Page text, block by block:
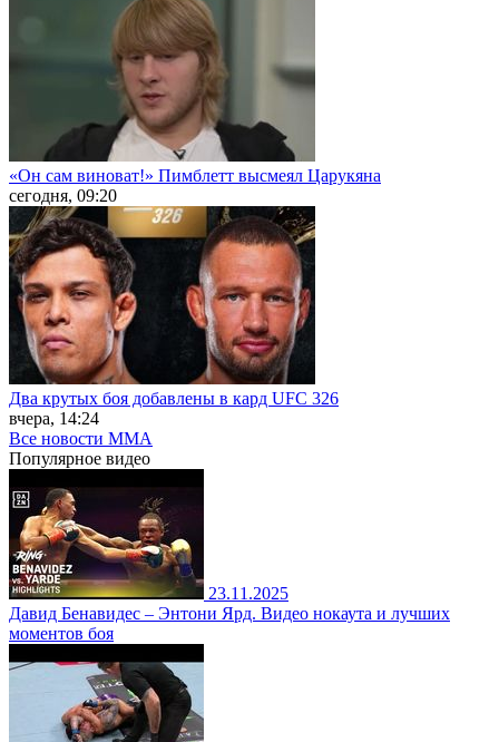
«Он сам виноват!» Пимблетт высмеял Царукяна
сегодня, 09:20
Два крутых боя добавлены в кард UFC 326
вчера, 14:24
Все новости MMA
Популярное видео
23.11.2025
Давид Бенавидес – Энтони Ярд. Видео нокаута и лучших
моментов боя